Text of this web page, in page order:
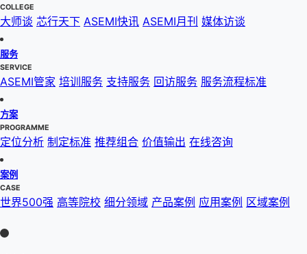
COLLEGE
大师谈 芯行天下 ASEMI快讯 ASEMI月刊 媒体访谈
服务
SERVICE
ASEMI管家 培训服务 支持服务 回访服务 服务流程标准
方案
PROGRAMME
定位分析 制定标准 推荐组合 价值输出 在线咨询
案例
CASE
世界500强 高等院校 细分领域 产品案例 应用案例 区域案例